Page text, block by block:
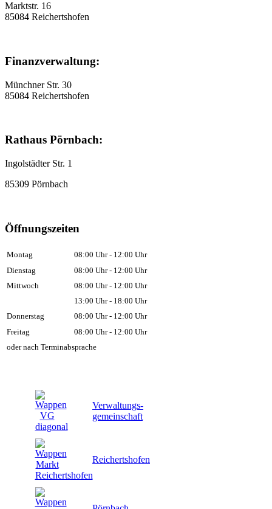
Marktstr. 16
85084 Reichertshofen
Finanzverwaltung:
Münchner Str. 30
85084 Reichertshofen
Rathaus Pörnbach:
Ingolstädter Str. 1
85309 Pörnbach
Öffnungszeiten
Montag
08:00 Uhr - 12:00 Uhr
Dienstag
08:00 Uhr - 12:00 Uhr
Mittwoch
08:00 Uhr - 12:00 Uhr
13:00 Uhr - 18:00 Uhr
Donnerstag
08:00 Uhr - 12:00 Uhr
Freitag
08:00 Uhr - 12:00 Uhr
oder nach Terminabsprache
Verwaltungs-
gemeinschaft
Reichertshofen